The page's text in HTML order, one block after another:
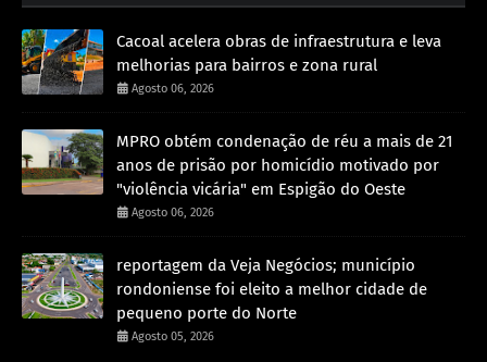
Cacoal acelera obras de infraestrutura e leva
melhorias para bairros e zona rural
Agosto 06, 2026
MPRO obtém condenação de réu a mais de 21
anos de prisão por homicídio motivado por
"violência vicária" em Espigão do Oeste
Agosto 06, 2026
reportagem da Veja Negócios; município
rondoniense foi eleito a melhor cidade de
pequeno porte do Norte
Agosto 05, 2026